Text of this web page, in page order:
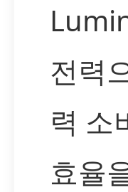
전력
력 소
효율